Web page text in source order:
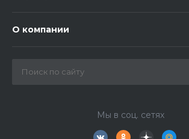
О компании
Мы в соц. сетях